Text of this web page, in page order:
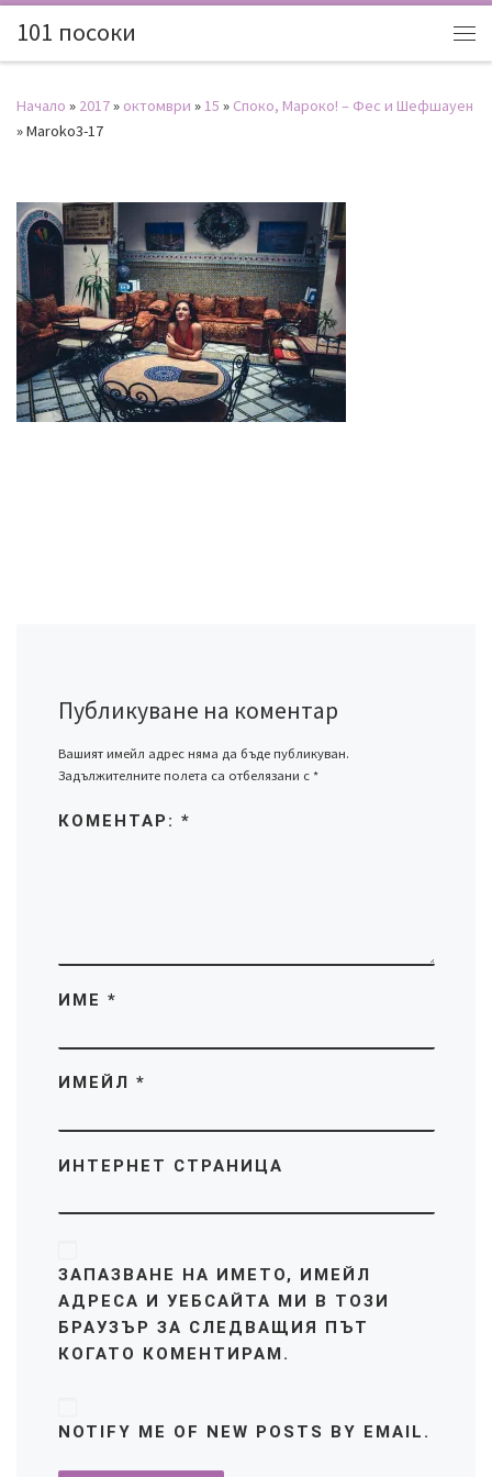
101 посоки
Начало » 2017» октомври »15 » Споко, Мароко! – Фес и Шефшауен
»Maroko3-17
Публикуване на коментар
Вашият имейл адрес няма да бъде публикуван.
Задължителните полета са отбелязани с *
КОМЕНТАР: *
ИМЕ *
ИМЕЙЛ *
ИНТЕРНЕТ СТРАНИЦА
ЗАПАЗВАНЕ НА ИМЕТО, ИМЕЙЛ
АДРЕСА И УЕБСАЙТА МИ В ТОЗИ
БРАУЗЪР ЗА СЛЕДВАЩИЯ ПЪТ
КОГАТО КОМЕНТИРАМ.
NOTIFY ME OF NEW POSTS BY EMAIL.